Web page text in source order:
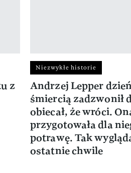
z
Niezwykłe historie
Andrzej Lepper
śmiercią zadzwonił
obiecał, że wróci.
przygotowała dla
potrawę. Tak
ostatnie chwile